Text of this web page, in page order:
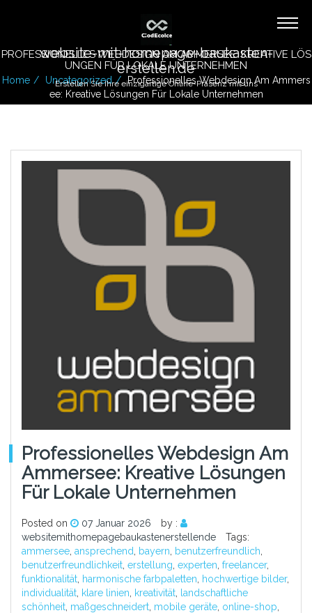
website-mit-homepage-baukasten-
erstellen.de
Erstellen Sie Ihre einzigartige Online-Präsenz mit uns
PROFESSIONELLES WEBDESIGN AM AMMERSEE: KREATIVE LÖS
UNGEN FÜR LOKALE UNTERNEHMEN
Home Uncategorized
Professionelles Webdesign Am Ammers
Ee: Kreative Lösungen Für Lokale Unternehmen
Professionelles Webdesign Am
Ammersee: Kreative Lösungen
Für Lokale Unternehmen
Posted on 07 Januar 2026
by :
websitemithomepagebaukastenerstellende
Tags:
ammersee ansprechend bayern benutzerfreundlich
benutzerfreundlichkeit erstellung experten freelancer,
funktionalität harmonische farbpaletten hochwertige bilder,
individualität klare linien kreativität
landschaftliche
schönheit maßgeschneidert mobile geräte online-shop